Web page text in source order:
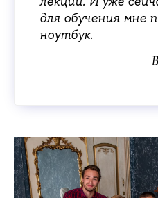
для обучения мне
ноутбук.